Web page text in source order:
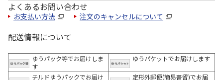
よくあるお問い合わせ
お支払い方法 注文のキャンセルについて
配送情報について
ゆうパック等でお届けしま
す
ゆうパケットでお届けします
チルドゆうパックでお届け
定形外郵便(簡易書留)でお届